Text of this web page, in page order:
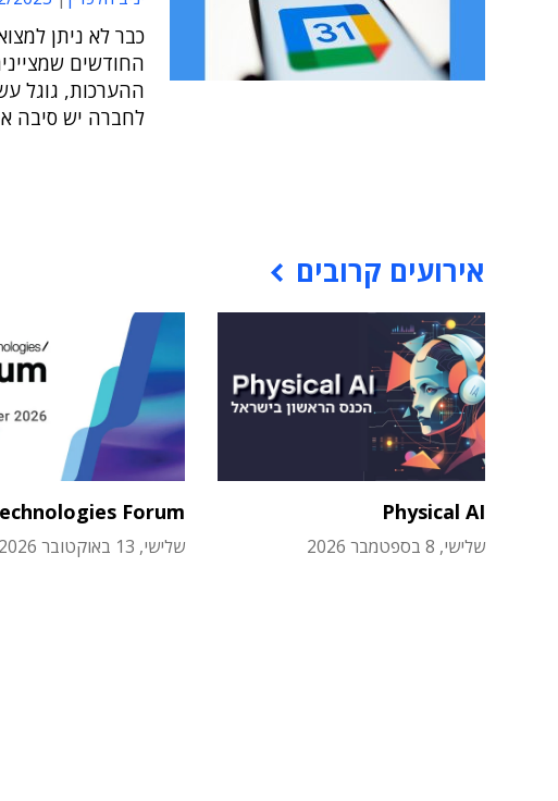
כבר לא ניתן
החודשים
ההערכות, גוגל
לחברה יש סיבה
אירועים קרובים
Physical AI
שלישי, 8 בספטמבר 2026
Forum
שלישי, 13 באוקטובר 2026